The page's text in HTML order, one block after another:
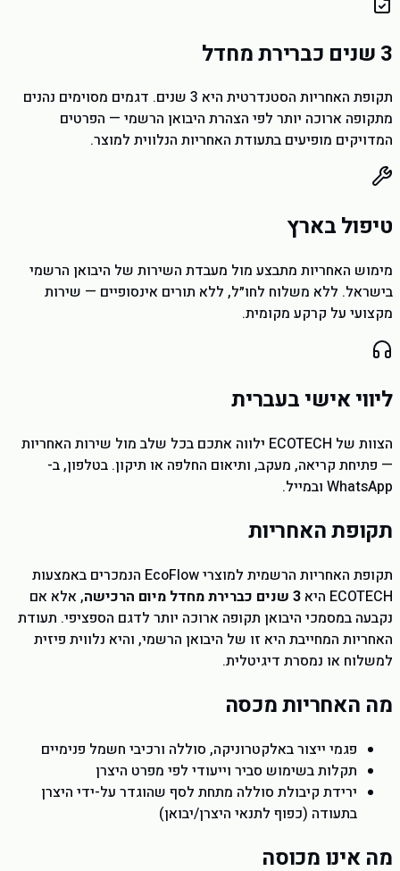
3 שנים כברירת מחדל
תקופת האחריות הסטנדרטית היא 3 שנים. דגמים מסוימים נהנים
מתקופה ארוכה יותר לפי הצהרת היבואן הרשמי — הפרטים
המדויקים מופיעים בתעודת האחריות הנלווית למוצר.
טיפול בארץ
מימוש האחריות מתבצע מול מעבדת השירות של היבואן הרשמי
בישראל. ללא משלוח לחו״ל, ללא תורים אינסופיים — שירות
מקצועי על קרקע מקומית.
ליווי אישי בעברית
הצוות של ECOTECH ילווה אתכם בכל שלב מול שירות האחריות
— פתיחת קריאה, מעקב, ותיאום החלפה או תיקון. בטלפון, ב-
WhatsApp ובמייל.
תקופת האחריות
תקופת האחריות הרשמית למוצרי EcoFlow הנמכרים באמצעות
ECOTECH היא
3 שנים כברירת מחדל מיום הרכישה
, אלא אם
נקבעה במסמכי היבואן תקופה ארוכה יותר לדגם הספציפי. תעודת
האחריות המחייבת היא זו של היבואן הרשמי, והיא נלווית פיזית
למשלוח או נמסרת דיגיטלית.
מה האחריות מכסה
פגמי ייצור באלקטרוניקה, סוללה ורכיבי חשמל פנימיים
תקלות בשימוש סביר וייעודי לפי מפרט היצרן
ירידת קיבולת סוללה מתחת לסף שהוגדר על-ידי היצרן
בתעודה (כפוף לתנאי היצרן/יבואן)
מה אינו מכוסה